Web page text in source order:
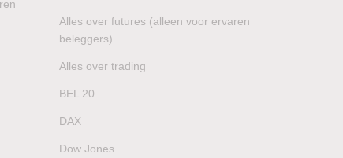
Alles over futures (alleen voor ervaren
beleggers)
Alles over trading
BEL 20
DAX
Dow Jones